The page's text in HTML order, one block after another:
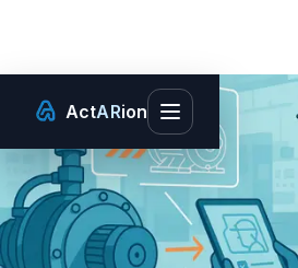
ActARion
Toggle main